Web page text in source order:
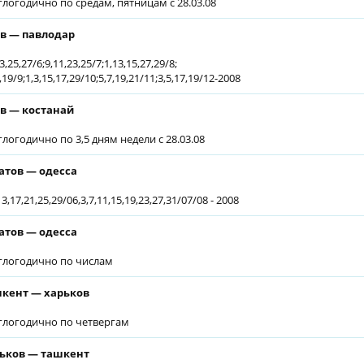
— павлодар
6;9,11,23,25/7;1,13,15,27,29/8;
9;1,3,15,17,29/10;5,7,19,21/11;3,5,17,19/12-2008
— костанай
по 3,5 дням недели с 28.03.08
— одесса
06,3,7,11,15,19,23,27,31/07/08 - 2008
— одесса
по числам
— харьков
по четвергам
— ташкент